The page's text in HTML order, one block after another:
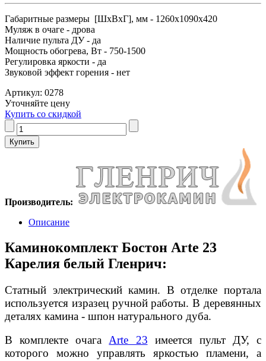
Габаритные размеры [ШxВxГ], мм - 1260x1090x420
Муляж в очаге - дрова
Наличие пульта ДУ - да
Мощность обогрева, Вт - 750-1500
Регулировка яркости - да
Звуковой эффект горения - нет
Артикул: 0278
Уточняйте цену
Купить со скидкой
Производитель:
Описание
Каминокомплект Бостон Arte 23
Карелия белый Гленрич:
Статный электрический камин. В отделке портала
используется изразец ручной работы. В деревянных
деталях камина - шпон натурального дуба.
В комплекте очага Arte 23 имеется пульт ДУ, с
которого можно управлять яркостью пламени, а